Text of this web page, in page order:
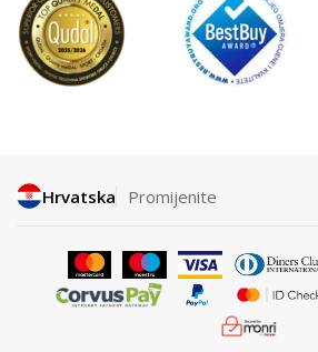
Hrvatska Promijenite